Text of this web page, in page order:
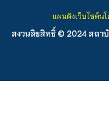
สงวนลิขสิทธิ์ © 2024 สถาบั
แผนผังเว็บไซต์น